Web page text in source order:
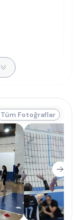
Tüm Fotoğraflar